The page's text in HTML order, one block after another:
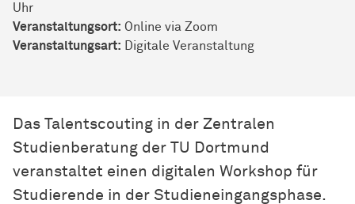
Uhr
Veranstaltungsort: Online via Zoom
Veran­stal­tungs­art:
Digitale Veranstaltung
Das Talentscouting in der Zentralen
Studienberatung der TU Dortmund
veranstaltet einen digitalen Workshop für
Studierende in der Studieneingangsphase.